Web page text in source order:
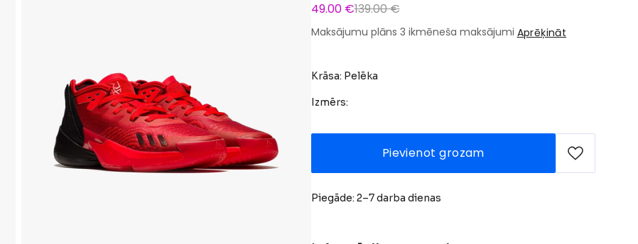
49.00 €139.00 €
Maksājumu plāns 3 ikmēneša maksājumi Aprēķināt
Krāsa: Pelēka
Izmērs:
Pievienot grozam
Piegāde: 2–7 darba dienas